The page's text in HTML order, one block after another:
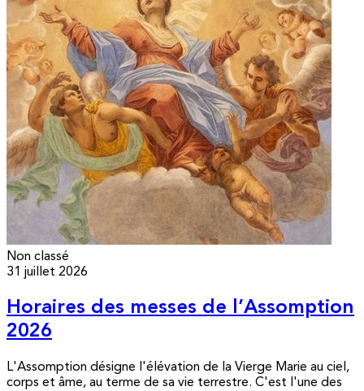
Non classé
31 juillet 2026
Horaires des messes de l’Assomption
2026
L'Assomption désigne l'élévation de la Vierge Marie au ciel,
corps et âme, au terme de sa vie terrestre. C'est l'une des